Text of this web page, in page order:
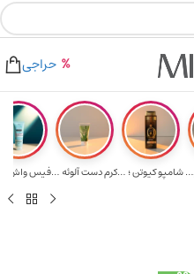
۲٪ تخفیف روی سبد خرید برای روش کارت به کارت
حراجی
ماسک مغذی بلیتا... شامپو کیوتن ؛ م... کرم دست آلوئه و...